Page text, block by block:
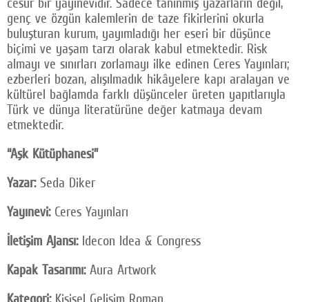
genç ve özgün kalemlerin de taze fikirlerini okurla
buluşturan kurum, yayımladığı her eseri bir düşünce
biçimi ve yaşam tarzı olarak kabul etmektedir. Risk
almayı ve sınırları zorlamayı ilke edinen Ceres Yayınları;
ezberleri bozan, alışılmadık hikâyelere kapı aralayan ve
kültürel bağlamda farklı düşünceler üreten yapıtlarıyla
Türk ve dünya literatürüne değer katmaya devam
etmektedir.
“Aşk Kütüphanesi”
Yazar:Seda Diker
Yayınevi:Ceres Yayınları
İletişim Ajansı:Idecon Idea & Congress
Kapak Tasarımı:Aura Artwork